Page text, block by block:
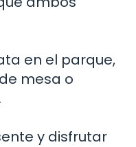
en el parque,
mesa o
y disfrutar